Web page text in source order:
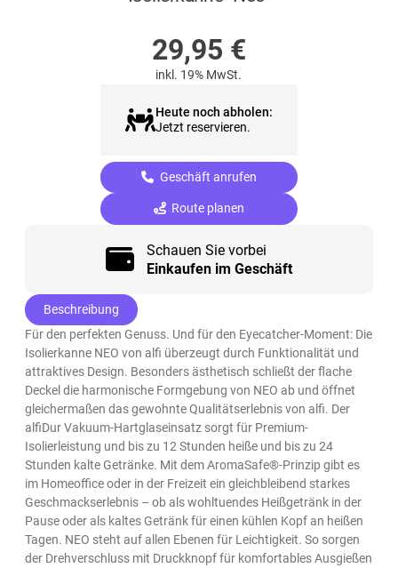
29,95 €
inkl. 19% MwSt.
Heute noch abholen:
Jetzt reservieren.
Geschäft anrufen
Route planen
Schauen Sie vorbei
Einkaufen im Geschäft
Beschreibung
Für den perfekten Genuss. Und für den Eyecatcher-Moment: Die
Isolierkanne NEO von alfi überzeugt durch Funktionalität und
attraktives Design. Besonders ästhetisch schließt der flache
Deckel die harmonische Formgebung von NEO ab und öffnet
gleichermaßen das gewohnte Qualitätserlebnis von alfi. Der
alfiDur Vakuum-Hartglaseinsatz sorgt für Premium-
Isolierleistung und bis zu 12 Stunden heiße und bis zu 24
Stunden kalte Getränke. Mit dem AromaSafe®-Prinzip gibt es
im Homeoffice oder in der Freizeit ein gleichbleibend starkes
Geschmackserlebnis – ob als wohltuendes Heißgetränk in der
Pause oder als kaltes Getränk für einen kühlen Kopf an heißen
Tagen. NEO steht auf allen Ebenen für Leichtigkeit. So sorgen
der Drehverschluss mit Druckknopf für komfortables Ausgießen